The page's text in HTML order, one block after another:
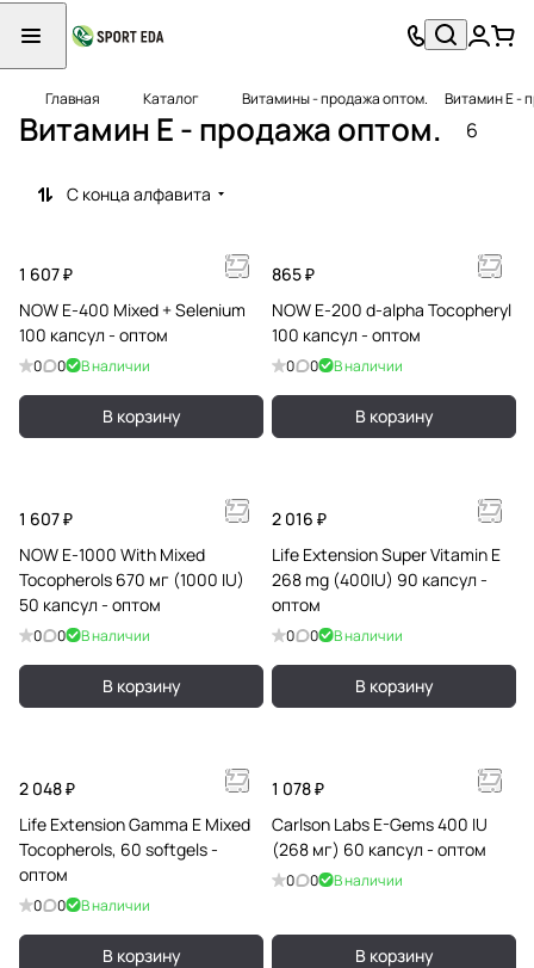
Главная Каталог Витамины - продажа оптом. Витамин Е -
Витамин Е - продажа оптом. 6
С конца алфавита
1 607 ₽
NOW E-400 Mixed + Selenium
100 капсул - оптом
0 0 В наличии
В корзину
865 ₽
NOW E-200 d-alpha Tocopheryl
100 капсул - оптом
0 0 В наличии
В корзину
1 607 ₽
NOW E-1000 With Mixed
Tocopherols 670 мг (1000 IU)
50 капсул - оптом
0 0 В наличии
В корзину
2 016 ₽
Life Extension Super Vitamin E
268 mg (400IU) 90 капсул -
оптом
0 0 В наличии
В корзину
2 048 ₽
Life Extension Gamma E Mixed
Tocopherols, 60 softgels -
оптом
0 0 В наличии
В корзину
1 078 ₽
Carlson Labs E-Gems 400 IU
(268 мг) 60 капсул - оптом
0 0 В наличии
В корзину